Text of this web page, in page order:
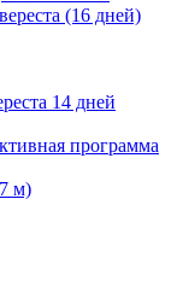
(16 дней)
14 дней
программа
м)